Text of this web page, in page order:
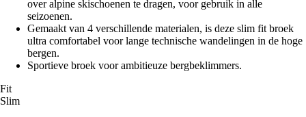
over alpine skischoenen te dragen, voor gebruik in alle
seizoenen.
Gemaakt van 4 verschillende materialen, is deze slim fit broek
ultra comfortabel voor lange technische wandelingen in de hoge
bergen.
Sportieve broek voor ambitieuze bergbeklimmers.
Fit
Slim